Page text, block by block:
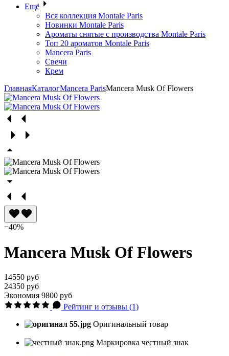
Ещё
Вся коллекция Montale Paris
Новинки Montale Paris
Ароматы cнятые с производства Montale Paris
Топ 20 ароматов Montale Paris
Mancera Paris
Свечи
Крем
ГлавнаяКаталогMancera ParisMancera Musk Of Flowers
−40%
Mancera Musk Of Flowers
14550 руб
24350 руб
Экономия 9800 руб
Рейтинг и отзывы (1)
Оригинальный товар
Маркировка честный знак